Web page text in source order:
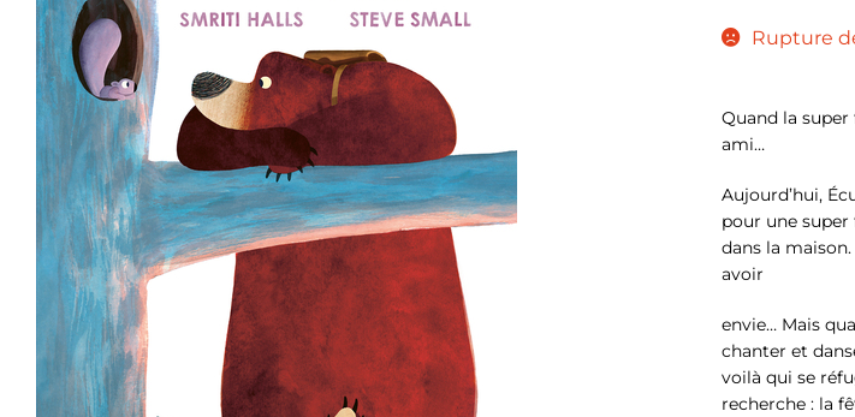
Rupture
Quand la
ami…
Aujourd’hui,
pour une super
dans la
avoir
envie… Mais
chanter et
voilà qui se
recherche : la